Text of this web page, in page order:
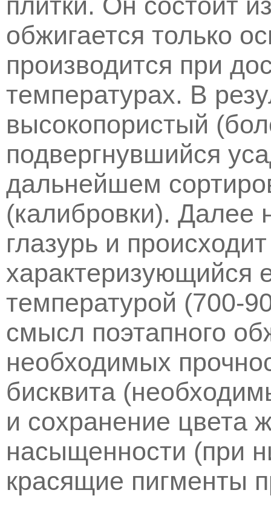
обжигается только
производится при
температурах. В
высокопористый
подвергнувшийся
дальнейшем
(калибровки). Далее
глазурь и
характеризующийся
температурой (700-
смысл поэтапного
необходимых
бисквита
и сохранение цвета
насыщенности (при
красящие пигменты